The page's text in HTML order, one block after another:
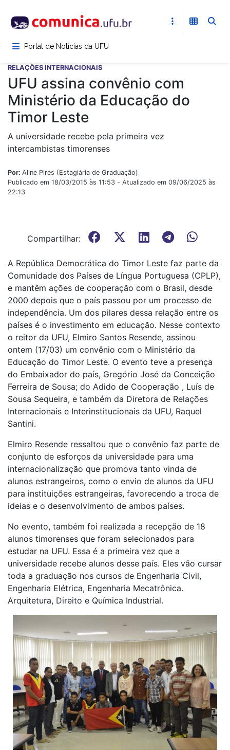
para
conteúdoPortal de Notícias da UFU
RELAÇÕES INTERNACIONAIS
UFU assina convênio com
Ministério da Educação do
Timor Leste
A universidade recebe pela primeira vez
intercambistas timorenses
Por: Aline Pires (Estagiária de Graduação)
Publicado em 18/03/2015 às 11:53 - Atualizado em 09/06/2025 às
22:13
Compartilhar:
A República Democrática do Timor Leste faz parte da
Comunidade dos Países de Língua Portuguesa (CPLP),
e mantêm ações de cooperação com o Brasil, desde
2000 depois que o país passou por um processo de
independência. Um dos pilares dessa relação entre os
países é o investimento em educação. Nesse contexto
o reitor da UFU, Elmiro Santos Resende, assinou
ontem (17/03) um convênio com o Ministério da
Educação do Timor Leste. O evento teve a presença
do Embaixador do país, Gregório José da Conceição
Ferreira de Sousa; do Adido de Cooperação , Luís de
Sousa Sequeira, e também da Diretora de Relações
Internacionais e Interinstitucionais da UFU, Raquel
Santini.
Elmiro Resende ressaltou que o convênio faz parte de
conjunto de esforços da universidade para uma
internacionalização que promova tanto vinda de
alunos estrangeiros, como o envio de alunos da UFU
para instituições estrangeiras, favorecendo a troca de
ideias e o desenvolvimento de ambos países.
No evento, também foi realizada a recepção de 18
alunos timorenses que foram selecionados para
estudar na UFU. Essa é a primeira vez que a
universidade recebe alunos desse país. Eles vão cursar
toda a graduação nos cursos de Engenharia Civil,
Engenharia Elétrica, Engenharia Mecatrônica.
Arquitetura, Direito e Química Industrial.